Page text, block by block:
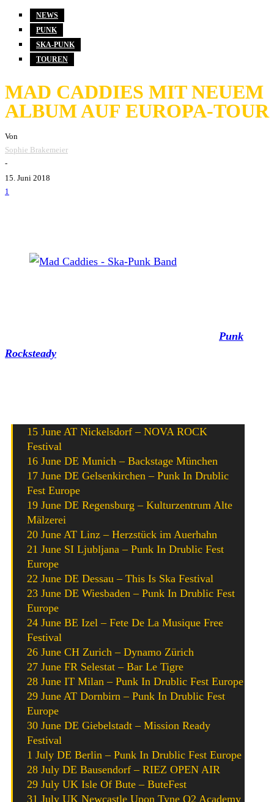
NEWS
PUNK
SKA-PUNK
TOUREN
MAD CADDIES MIT NEUEM
ALBUM AUF EUROPA-TOUR
Von
Sophie Brakemeier
-
15. Juni 2018
1
Punk
Rocksteady
15 June AT Nickelsdorf – NOVA ROCK
Festival
16 June DE Munich – Backstage München
17 June DE Gelsenkirchen – Punk In Drublic
Fest Europe
19 June DE Regensburg – Kulturzentrum Alte
Mälzerei
20 June AT Linz – Herzstück im Auerhahn
21 June SI Ljubljana – Punk In Drublic Fest
Europe
22 June DE Dessau – This Is Ska Festival
23 June DE Wiesbaden – Punk In Drublic Fest
Europe
24 June BE Izel – Fete De La Musique Free
Festival
26 June CH Zurich – Dynamo Zürich
27 June FR Selestat – Bar Le Tigre
28 June IT Milan – Punk In Drublic Fest Europe
29 June AT Dornbirn – Punk In Drublic Fest
Europe
30 June DE Giebelstadt – Mission Ready
Festival
1 July DE Berlin – Punk In Drublic Fest Europe
28 July DE Bausendorf – RIEZ OPEN AIR
29 July UK Isle Of Bute – ButeFest
31 July UK Newcastle Upon Tyne O2 Academy